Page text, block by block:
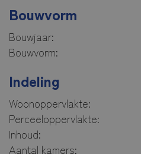
Bouwvorm
Bouwjaar:
Bouwvorm:
Indeling
Woonoppervlakte:
Perceeloppervlakte:
Inhoud:
Aantal kamers: